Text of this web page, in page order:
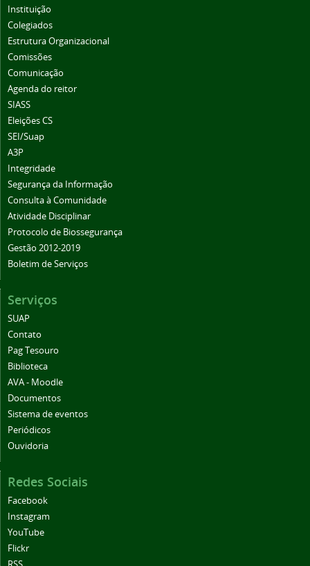
Instituição
Colegiados
Estrutura Organizacional
Comissões
Comunicação
Agenda do reitor
SIASS
Eleições CS
SEI/Suap
A3P
Integridade
Segurança da Informação
Consulta à Comunidade
Atividade Disciplinar
Protocolo de Biossegurança
Gestão 2012-2019
Boletim de Serviços
Serviços
SUAP
Contato
Pag Tesouro
Biblioteca
AVA - Moodle
Documentos
Sistema de eventos
Periódicos
Ouvidoria
Redes Sociais
Facebook
Instagram
YouTube
Flickr